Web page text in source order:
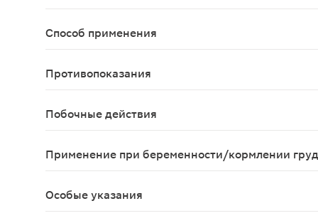
Рекомендуется в качестве биологически
Способ применения
Противопоказания
Побочные действия
Применение при беременности/кормлении
Особые указания